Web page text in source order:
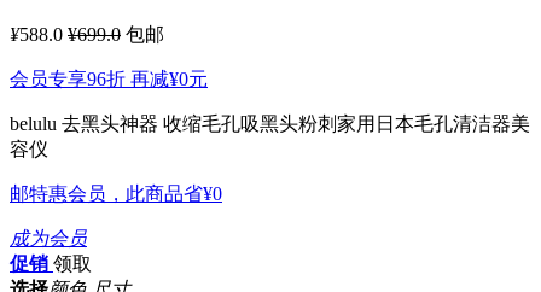
¥588.0 ¥699.0 包邮
会员专享96折 再减¥0元
belulu 去黑头神器 收缩毛孔吸黑头粉刺家用日本毛孔清洁器美
容仪
邮特惠会员，此商品省¥0
成为会员
促销 领取